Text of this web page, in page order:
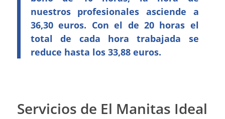
nuestros profesionales asciende a
36,30 euros. Con el de 20 horas el
total de cada hora trabajada se
reduce hasta los 33,88 euros.
Servicios de El Manitas Ideal